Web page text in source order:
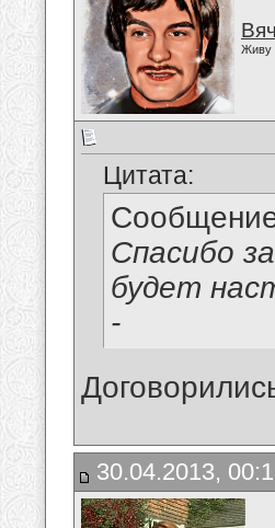
Живу
Цитата:
Спасибо
будет
-
30.04.2013,